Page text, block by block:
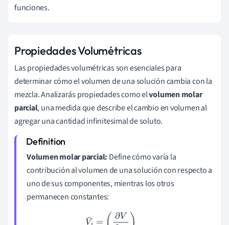
funciones.
Propiedades Volumétricas
Las propiedades volumétricas son esenciales para
determinar cómo el volumen de una solución cambia con la
mezcla. Analizarás propiedades como elvolumen molar
parcial, una medida que describe el cambio en volumen al
agregar una cantidad infinitesimal de soluto.
Volumen molar parcial: Define cómo varía la
contribución al volumen de una solución con respecto a
uno de sus componentes, mientras los otros
permanecen constantes:
V¯i =( V∂n T,